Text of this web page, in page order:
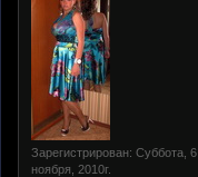
Зарегистрирован: Суббота, 6
ноября, 2010г.